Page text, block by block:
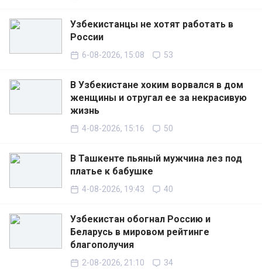
Узбекистанцы не хотят работать в
России
6-08-2026, 15:08 53
В Узбекистане хоким ворвался в дом
женщины и отругал ее за некрасивую
жизнь
4-08-2026, 15:16 50
В Ташкенте пьяный мужчина лез под
платье к бабушке
4-08-2026, 19:43 40
Узбекистан обогнал Россию и
Беларусь в мировом рейтинге
благополучия
2-08-2026, 21:10 34